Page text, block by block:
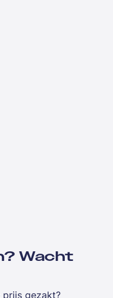
Wacht
prijs gezakt?